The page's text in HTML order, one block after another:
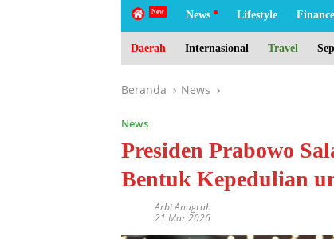
H
e
News Lifestyle Finance
Daerah Internasional Travel
Beranda News
News
Presiden Prabowo
Bentuk Kepedulian
Arbi Anugrah
21 Mar 2026